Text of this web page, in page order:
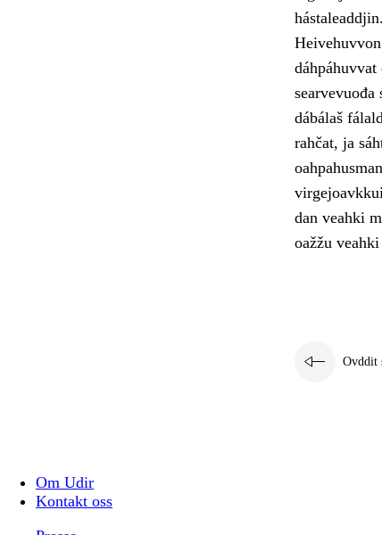
hástaleaddjin.
dábálaš
rahčat, ja
dan veahki
oažžu
Ovddit
Om Udir
Kontakt oss